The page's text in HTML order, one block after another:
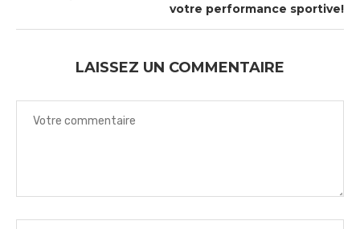
votre performance sportive!
LAISSEZ UN COMMENTAIRE